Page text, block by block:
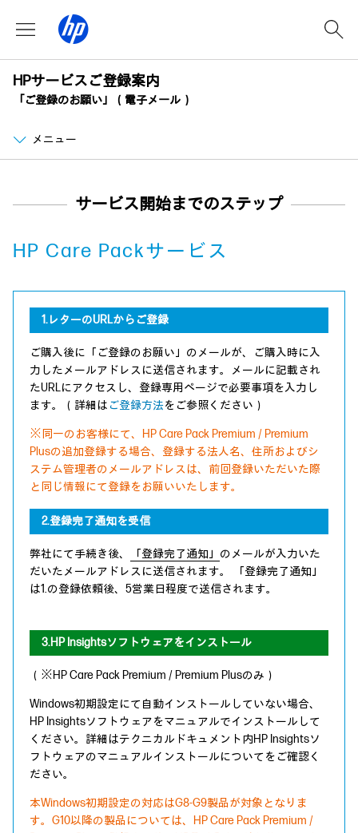
HPサービスご登録案内
「ご登録のお願い」（電子メール）
メニュー
サービス開始までのステップ
HP Care Packサービス
1.レターのURLからご登録
ご購入後に「ご登録のお願い」のメールが、ご購入時に入
力したメールアドレスに送信されます。メールに記載され
たURLにアクセスし、登録専用ページで必要事項を入力し
ます。（詳細はご登録方法をご参照ください）
※同一のお客様にて、HP Care Pack Premium / Premium
Plusの追加登録する場合、登録する法人名、住所およびシ
ステム管理者のメールアドレスは、前回登録いただいた際
と同じ情報にて登録をお願いいたします。
2.登録完了通知を受信
弊社にて手続き後、 「登録完了通知」 のメールが入力いた
だいたメールアドレスに送信されます。 「登録完了通知」
は1.の登録依頼後、5営業日程度で送信されます。
3.HP Insightsソフトウェアをインストール
（※HP Care Pack Premium / Premium Plusのみ）
Windows初期設定にて自動インストールしていない場合、
HP Insightsソフトウェアをマニュアルでインストールして
ください。詳細はテクニカルドキュメント内HP Insightsソ
フトウェアのマニュアルインストールについてをご確認く
ださい。
本Windows初期設定の対応はG8-G9製品が対象となりま
す。G10以降の製品については、HP Care Pack Premium /